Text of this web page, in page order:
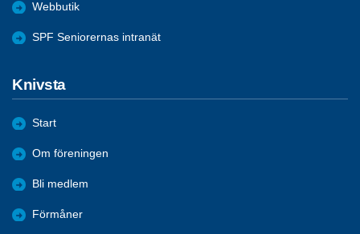
Webbutik
SPF Seniorernas intranät
Knivsta
Start
Om föreningen
Bli medlem
Förmåner